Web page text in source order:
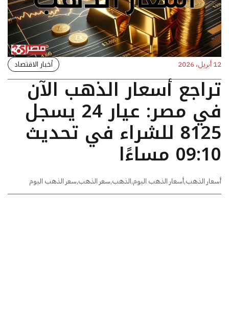
12 أبريل، 2026 أخبار الاقتصاد
تراجع أسعار الذهب الآن
في مصر: عيار 24 يسجل
8125 للشراء في تحديث
09:10 مساءًا
أسعار الذهب,أسعار الذهب اليوم,الذهب,سعر الذهب,سعر الذهب اليوم